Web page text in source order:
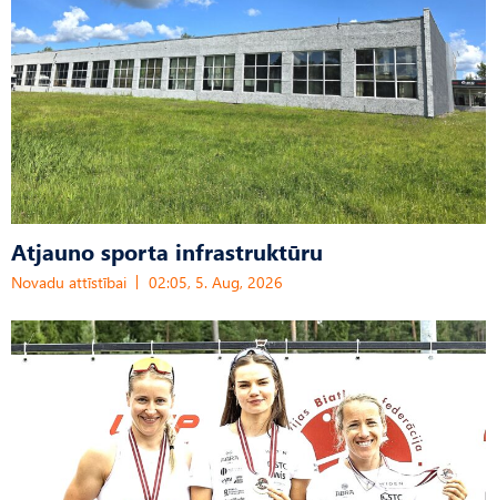
Atjauno sporta infrastruktūru
Novadu attīstībai 02:05, 5. Aug, 2026